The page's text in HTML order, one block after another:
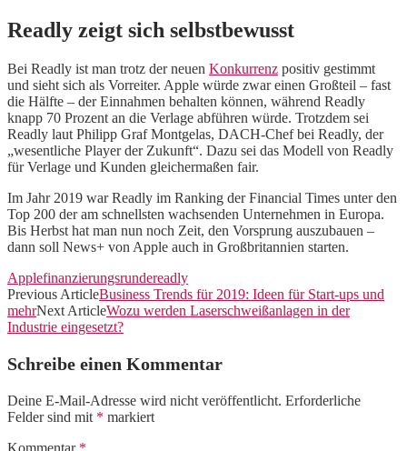
Readly zeigt sich selbstbewusst
Bei Readly ist man trotz der neuen Konkurrenz positiv gestimmt
und sieht sich als Vorreiter. Apple würde zwar einen Großteil – fast
die Hälfte – der Einnahmen behalten können, während Readly
knapp 70 Prozent an die Verlage abführen würde. Trotzdem sei
Readly laut Philipp Graf Montgelas, DACH-Chef bei Readly, der
„wesentliche Player der Zukunft“. Dazu sei das Modell von Readly
für Verlage und Kunden gleichermaßen fair.
Im Jahr 2019 war Readly im Ranking der Financial Times unter den
Top 200 der am schnellsten wachsenden Unternehmen in Europa.
Bis Herbst hat man nun noch Zeit, den Vorsprung auszubauen –
dann soll News+ von Apple auch in Großbritannien starten.
Applefinanzierungsrundereadly
Previous ArticleBusiness Trends für 2019: Ideen für Start-ups und
mehrNext ArticleWozu werden Laserschweißanlagen in der
Industrie eingesetzt?
Schreibe einen Kommentar
Deine E-Mail-Adresse wird nicht veröffentlicht. Erforderliche
Felder sind mit * markiert
Kommentar *